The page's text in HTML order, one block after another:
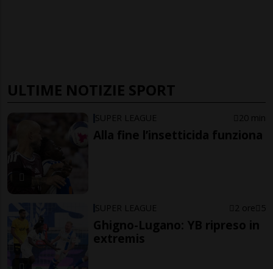
ULTIME NOTIZIE SPORT
SUPER LEAGUE 20 min
Alla fine l’insetticida funziona
SUPER LEAGUE 2 ore 5
Ghigno-Lugano: YB ripreso in
extremis